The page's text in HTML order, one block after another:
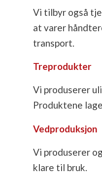
Vi tilbyr også
at varer
transport.
Treprodukter
Vi produserer
Produktene
Vedproduksjon
Vi produserer
klare til bruk.